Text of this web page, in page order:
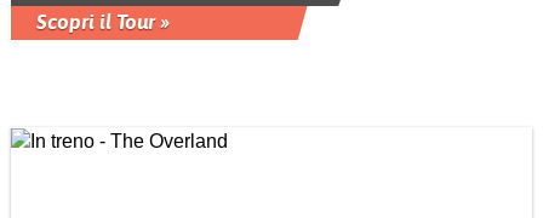
Scopri il Tour »